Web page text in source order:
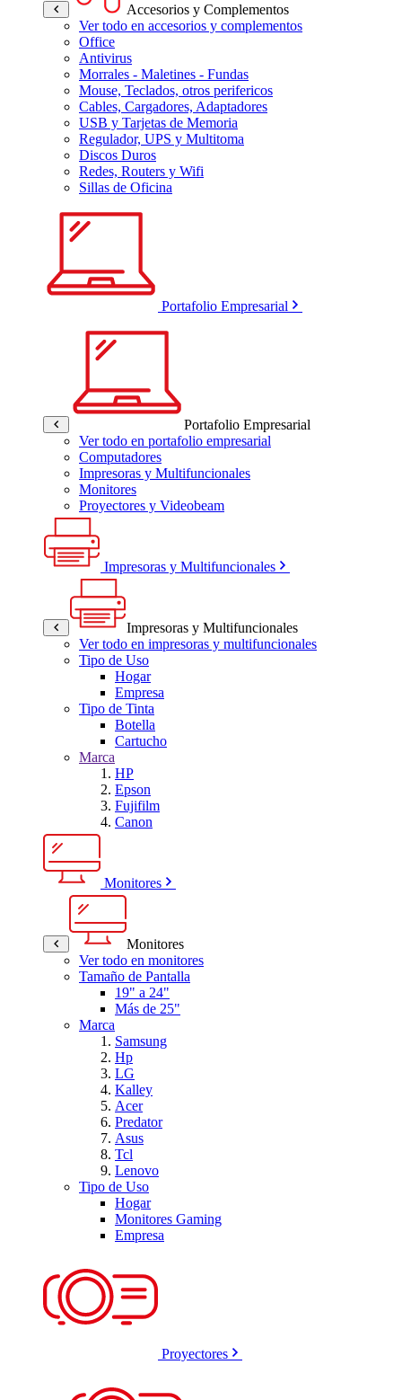
Accesorios y Complementos
Ver todo en accesorios y complementos
Office
Antivirus
Morrales - Maletines - Fundas
Mouse, Teclados, otros perifericos
Cables, Cargadores, Adaptadores
USB y Tarjetas de Memoria
Regulador, UPS y Multitoma
Discos Duros
Redes, Routers y Wifi
Sillas de Oficina
Portafolio Empresarial
Portafolio Empresarial
Ver todo en portafolio empresarial
Computadores
Impresoras y Multifuncionales
Monitores
Proyectores y Videobeam
Impresoras y Multifuncionales
Impresoras y Multifuncionales
Ver todo en impresoras y multifuncionales
Tipo de Uso
Hogar
Empresa
Tipo de Tinta
Botella
Cartucho
Marca
HP
Epson
Fujifilm
Canon
Monitores
Monitores
Ver todo en monitores
Tamaño de Pantalla
19" a 24"
Más de 25"
Marca
Samsung
Hp
LG
Kalley
Acer
Predator
Asus
Tcl
Lenovo
Tipo de Uso
Hogar
Monitores Gaming
Empresa
Proyectores